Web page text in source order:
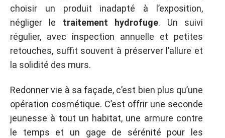
choisir un produit inadapté à l’exposition,
négliger le traitement hydrofuge. Un suivi
régulier, avec inspection annuelle et petites
retouches, suffit souvent à préserver l’allure et
la solidité des murs.
Redonner vie à sa façade, c’est bien plus qu’une
opération cosmétique. C’est offrir une seconde
jeunesse à tout un habitat, une armure contre
le temps et un gage de sérénité pour les